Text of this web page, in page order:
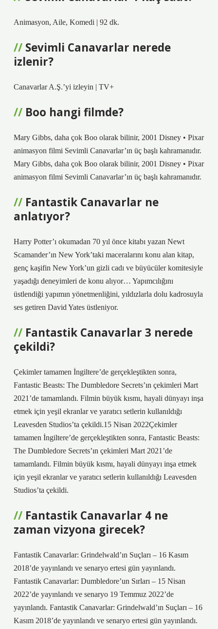
Animasyon, Aile, Komedi | 92 dk.
Sevimli Canavarlar nerede
izlenir?
Canavarlar A.Ş.’yi izleyin | TV+
Boo hangi filmde?
Mary Gibbs, daha çok Boo olarak bilinir, 2001 Disney • Pixar
animasyon filmi Sevimli Canavarlar’ın üç başlı kahramanıdır.
Mary Gibbs, daha çok Boo olarak bilinir, 2001 Disney • Pixar
animasyon filmi Sevimli Canavarlar’ın üç başlı kahramanıdır.
Fantastik Canavarlar ne
anlatıyor?
Harry Potter’ı okumadan 70 yıl önce kitabı yazan Newt
Scamander’ın New York’taki maceralarını konu alan kitap,
genç kaşifin New York’un gizli cadı ve büyücüler komitesiyle
yaşadığı deneyimleri de konu alıyor… Yapımcılığını
üstlendiği yapımın yönetmenliğini, yıldızlarla dolu kadrosuyla
ses getiren David Yates üstleniyor.
Fantastik Canavarlar 3 nerede
çekildi?
Çekimler tamamen İngiltere’de gerçekleştikten sonra,
Fantastic Beasts: The Dumbledore Secrets’ın çekimleri Mart
2021’de tamamlandı. Filmin büyük kısmı, hayali dünyayı inşa
etmek için yeşil ekranlar ve yaratıcı setlerin kullanıldığı
Leavesden Studios’ta çekildi.15 Nisan 2022Çekimler
tamamen İngiltere’de gerçekleştikten sonra, Fantastic Beasts:
The Dumbledore Secrets’ın çekimleri Mart 2021’de
tamamlandı. Filmin büyük kısmı, hayali dünyayı inşa etmek
için yeşil ekranlar ve yaratıcı setlerin kullanıldığı Leavesden
Studios’ta çekildi.
Fantastik Canavarlar 4 ne
zaman vizyona girecek?
Fantastik Canavarlar: Grindelwald’ın Suçları – 16 Kasım
2018’de yayınlandı ve senaryo ertesi gün yayınlandı.
Fantastik Canavarlar: Dumbledore’un Sırları – 15 Nisan
2022’de yayınlandı ve senaryo 19 Temmuz 2022’de
yayınlandı. Fantastik Canavarlar: Grindelwald’ın Suçları – 16
Kasım 2018’de yayınlandı ve senaryo ertesi gün yayınlandı.